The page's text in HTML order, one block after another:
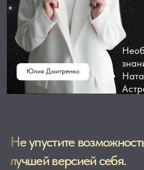
лучшей версией себя.
Не бойтесь быть счастливым!
На наших курсах и вебинарах вы получите
не только теорию, но и Практические
наглядные примеры и эксклюзивные
знания! Присоединяйтесь к тем, кто уже
испытал на себе Астрологическую
трансформацию.